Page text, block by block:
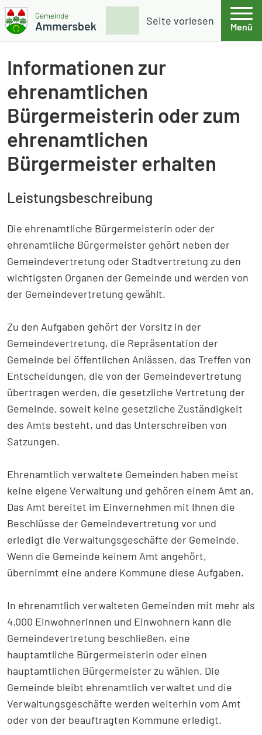
Weiter zum Inhalt
Skip to footer
Seite vorlesen
Suche
Menü
Informationen zur
ehrenamtlichen
Bürgermeisterin oder zum
ehrenamtlichen
Bürgermeister erhalten
Leistungsbeschreibung
Die ehrenamtliche Bürgermeisterin oder der
ehrenamtliche Bürgermeister gehört neben der
Gemeindevertretung oder Stadtvertretung zu den
wichtigsten Organen der Gemeinde und werden von
der Gemeindevertretung gewählt.
Zu den Aufgaben gehört der Vorsitz in der
Gemeindevertretung, die Repräsentation der
Gemeinde bei öffentlichen Anlässen, das Treffen von
Entscheidungen, die von der Gemeindevertretung
übertragen werden, die gesetzliche Vertretung der
Gemeinde, soweit keine gesetzliche Zuständigkeit
des Amts besteht, und das Unterschreiben von
Satzungen.
Ehrenamtlich verwaltete Gemeinden haben meist
keine eigene Verwaltung und gehören einem Amt an.
Das Amt bereitet im Einvernehmen mit Ihnen die
Beschlüsse der Gemeindevertretung vor und
erledigt die Verwaltungsgeschäfte der Gemeinde.
Wenn die Gemeinde keinem Amt angehört,
übernimmt eine andere Kommune diese Aufgaben.
In ehrenamtlich verwalteten Gemeinden mit mehr als
4.000 Einwohnerinnen und Einwohnern kann die
Gemeindevertretung beschließen, eine
hauptamtliche Bürgermeisterin oder einen
hauptamtlichen Bürgermeister zu wählen. Die
Gemeinde bleibt ehrenamtlich verwaltet und die
Verwaltungsgeschäfte werden weiterhin vom Amt
oder von der beauftragten Kommune erledigt.